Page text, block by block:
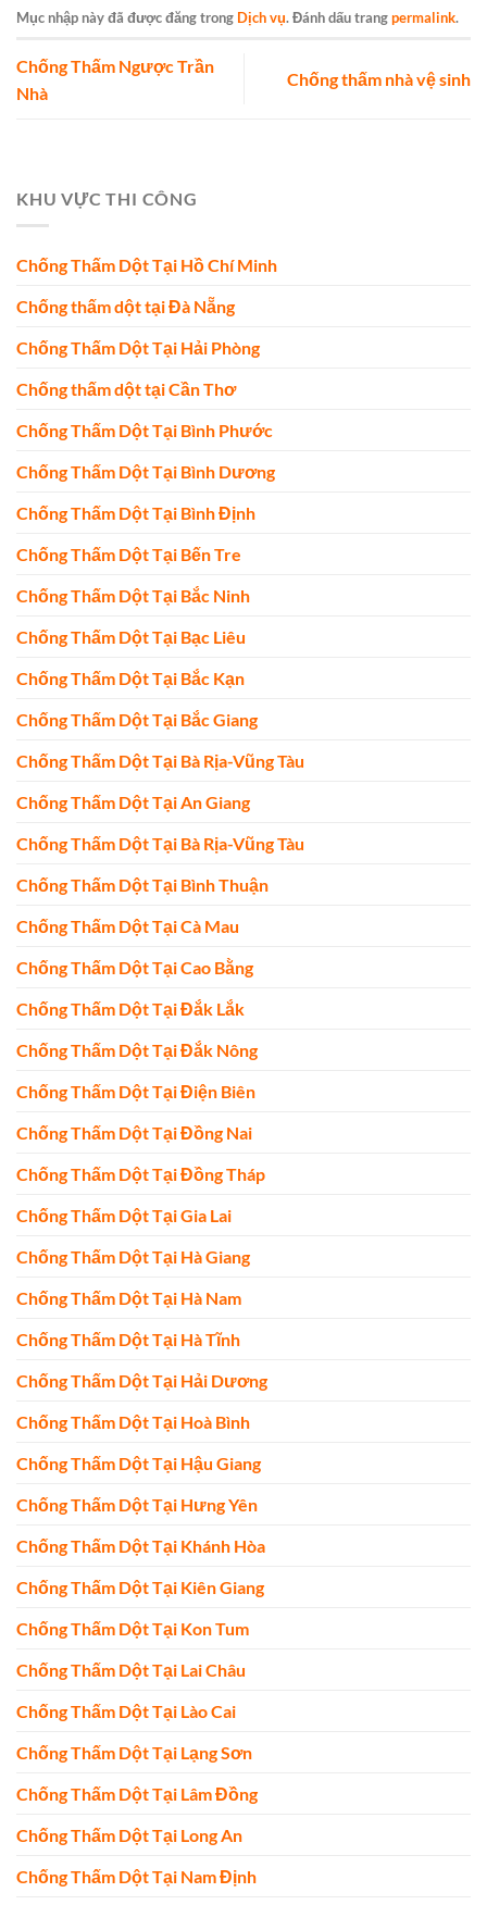
Mục nhập này đã được đăng trong Dịch vụ. Đánh dấu trangpermalink.
Chống Thấm Ngược Trần
Nhà
Chống thấm nhà vệ sinh
KHU VỰC THI CÔNG
Chống Thấm Dột Tại Hồ Chí Minh
Chống thấm dột tại Đà Nẵng
Chống Thấm Dột Tại Hải Phòng
Chống thấm dột tại Cần Thơ
Chống Thấm Dột Tại Bình Phước
Chống Thấm Dột Tại Bình Dương
Chống Thấm Dột Tại Bình Định
Chống Thấm Dột Tại Bến Tre
Chống Thấm Dột Tại Bắc Ninh
Chống Thấm Dột Tại Bạc Liêu
Chống Thấm Dột Tại Bắc Kạn
Chống Thấm Dột Tại Bắc Giang
Chống Thấm Dột Tại Bà Rịa-Vũng Tàu
Chống Thấm Dột Tại An Giang
Chống Thấm Dột Tại Bà Rịa-Vũng Tàu
Chống Thấm Dột Tại Bình Thuận
Chống Thấm Dột Tại Cà Mau
Chống Thấm Dột Tại Cao Bằng
Chống Thấm Dột Tại Đắk Lắk
Chống Thấm Dột Tại Đắk Nông
Chống Thấm Dột Tại Điện Biên
Chống Thấm Dột Tại Đồng Nai
Chống Thấm Dột Tại Đồng Tháp
Chống Thấm Dột Tại Gia Lai
Chống Thấm Dột Tại Hà Giang
Chống Thấm Dột Tại Hà Nam
Chống Thấm Dột Tại Hà Tĩnh
Chống Thấm Dột Tại Hải Dương
Chống Thấm Dột Tại Hoà Bình
Chống Thấm Dột Tại Hậu Giang
Chống Thấm Dột Tại Hưng Yên
Chống Thấm Dột Tại Khánh Hòa
Chống Thấm Dột Tại Kiên Giang
Chống Thấm Dột Tại Kon Tum
Chống Thấm Dột Tại Lai Châu
Chống Thấm Dột Tại Lào Cai
Chống Thấm Dột Tại Lạng Sơn
Chống Thấm Dột Tại Lâm Đồng
Chống Thấm Dột Tại Long An
Chống Thấm Dột Tại Nam Định